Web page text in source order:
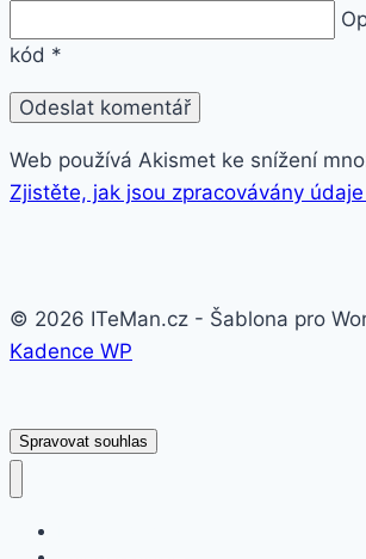
kód *
Web používá Akismet ke snížení
Zjistěte, jak jsou zpracovávány
© 2026 ITeMan.cz - Šablona pro
Kadence WP
Spravovat souhlas